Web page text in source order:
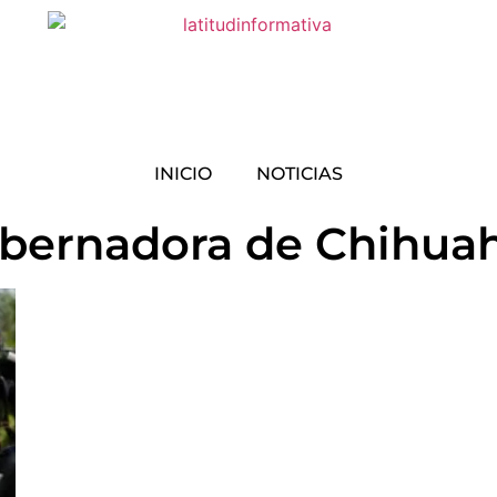
INICIO NOTICIAS
de